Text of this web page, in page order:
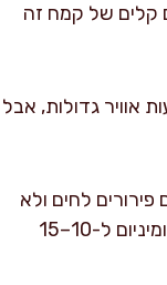
קלים של קמח זה
בועות אוויר גדולות, אבל
פירורים לחים ולא
עם בלילה רטובה. אם החלק העליון משחים מהר מדי לפני שהמרכז מוכן, מכסים ברפיון בנייר אפייה/אלומיניום ל-10–15